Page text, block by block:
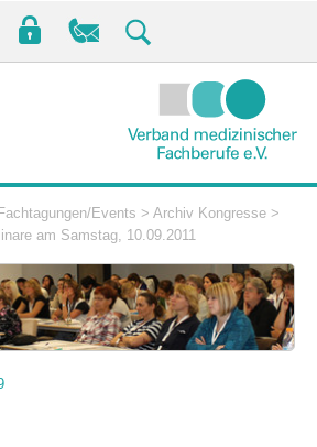
Fachtagungen/Events > Archiv Kongresse >
am Samstag, 10.09.2011